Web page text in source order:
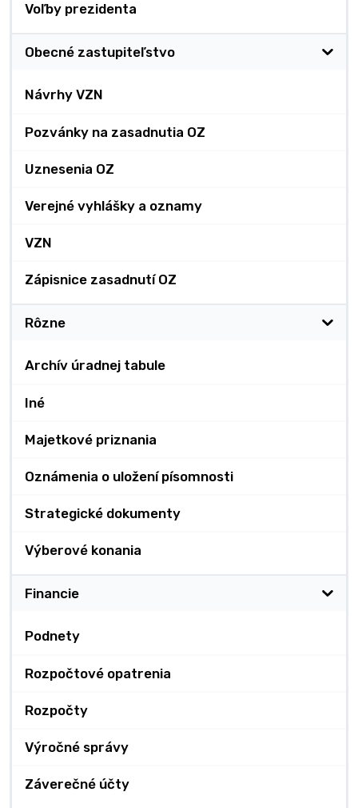
Voľby prezidenta
Obecné zastupiteľstvo
Návrhy VZN
Pozvánky na zasadnutia OZ
Uznesenia OZ
Verejné vyhlášky a oznamy
VZN
Zápisnice zasadnutí OZ
Rôzne
Archív úradnej tabule
Iné
Majetkové priznania
Oznámenia o uložení písomnosti
Strategické dokumenty
Výberové konania
Financie
Podnety
Rozpočtové opatrenia
Rozpočty
Výročné správy
Záverečné účty